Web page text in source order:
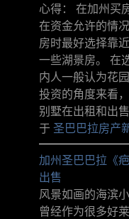
心得： 在加州买
在资金允许的情
房时最好选择靠
一些湖景房。 在
内人一般认为花
投资的角度来看
别墅在出租和出
于 圣巴巴拉房产
加州圣巴巴拉《
出售
风景如画的海滨
曾经作为很多好